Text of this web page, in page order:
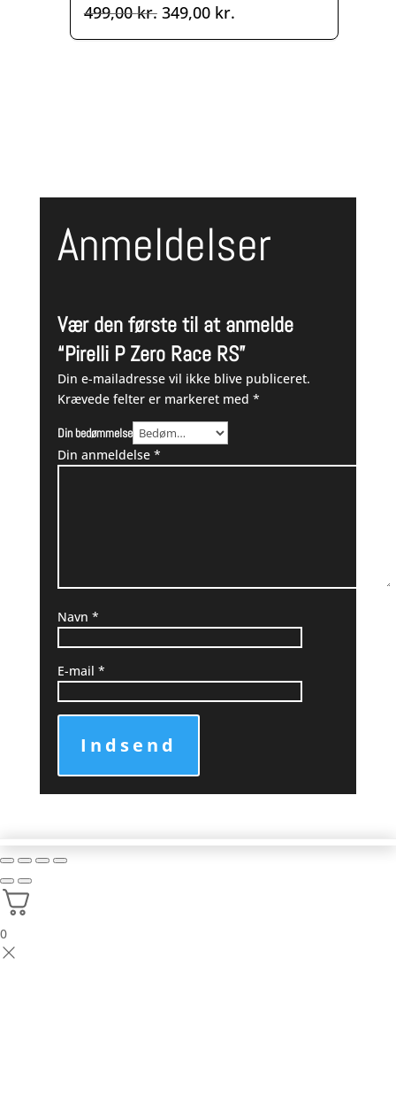
499,00kr. Den
oprindelige
349,00 kr.Den
aktuelle
Anmeldelser
Vær den første til at anmelde
“Pirelli P Zero Race RS”
Din e-mailadresse vil ikke blive publiceret.
Krævede felter er markeret med *
Din bedømmelse
Din anmeldelse *
Navn *
E-mail *
Indsend
0